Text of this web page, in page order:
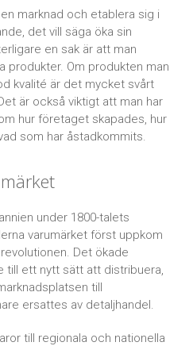
marknad och etablera sig i
det vill säga öka sin
en sak är att man
produkter. Om produkten man
kvalité är det mycket svårt
är också viktigt att man har
hur företaget skapades, hur
som har åstadkommits.
under 1800-talets
varumärket först uppkom
Det ökade
till ett nytt sätt att distribuera,
till
ersattes av detaljhandel.
till regionala och nationella